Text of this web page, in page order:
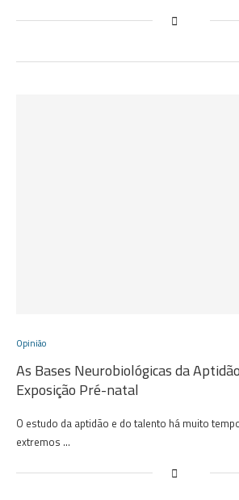
Opinião
As Bases Neurobiológicas da
Exposição Pré-natal
O estudo da aptidão e do talento há muito
extremos …